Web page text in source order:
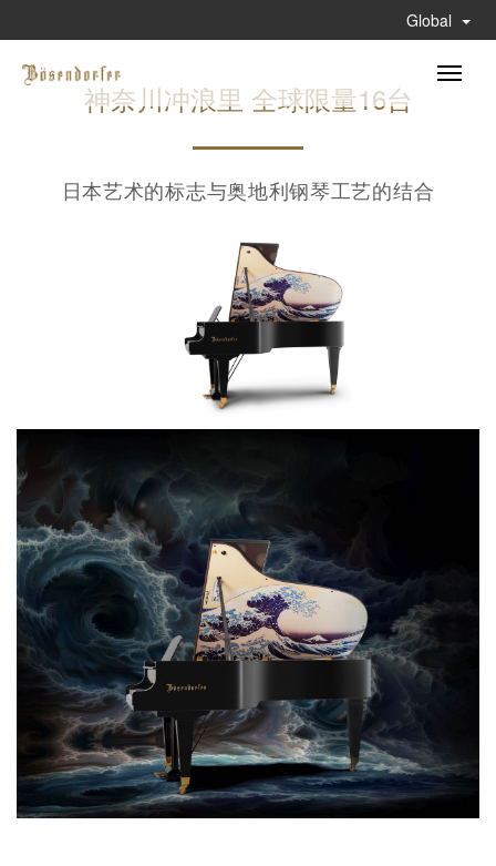
Global
Toggle
神奈川冲浪里 全球限量16台
日本艺术的标志与奥地利钢琴工艺的结合